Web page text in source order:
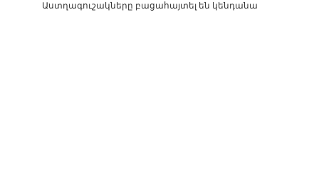
Աստղագուշակները բացահայտել են կենդանա